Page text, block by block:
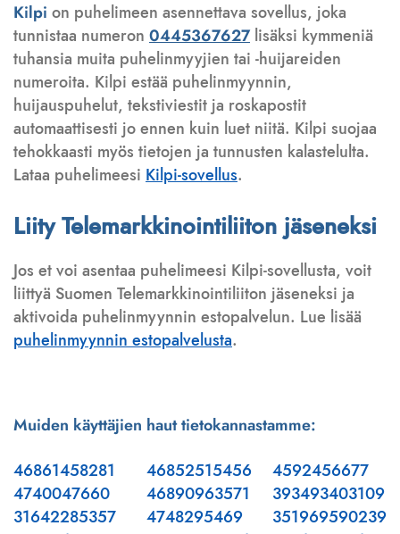
Kilpi on puhelimeen asennettava sovellus, joka
tunnistaa numeron 0445367627lisäksi kymmeniä
tuhansia muita puhelinmyyjien tai -huijareiden
numeroita. Kilpi estää puhelinmyynnin,
huijauspuhelut, tekstiviestit ja roskapostit
automaattisesti jo ennen kuin luet niitä. Kilpi suojaa
tehokkaasti myös tietojen ja tunnusten kalastelulta.
Lataa puhelimeesi Kilpi-sovellus.
Liity Telemarkkinointiliiton jäseneksi
Jos et voi asentaa puhelimeesi Kilpi-sovellusta, voit
liittyä Suomen Telemarkkinointiliiton jäseneksi ja
aktivoida puhelinmyynnin estopalvelun. Lue lisää
puhelinmyynnin estopalvelusta.
Muiden käyttäjien haut tietokannastamme:
46861458281
4740047660
31642285357
46852515456
46890963571
4748295469
4592456677
393493403109
351969590239